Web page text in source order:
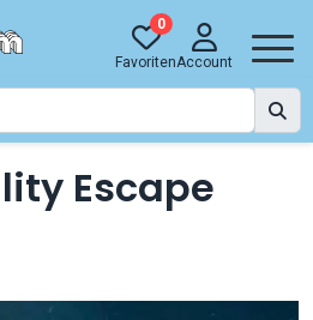
0
FavoritenAccount
Escape